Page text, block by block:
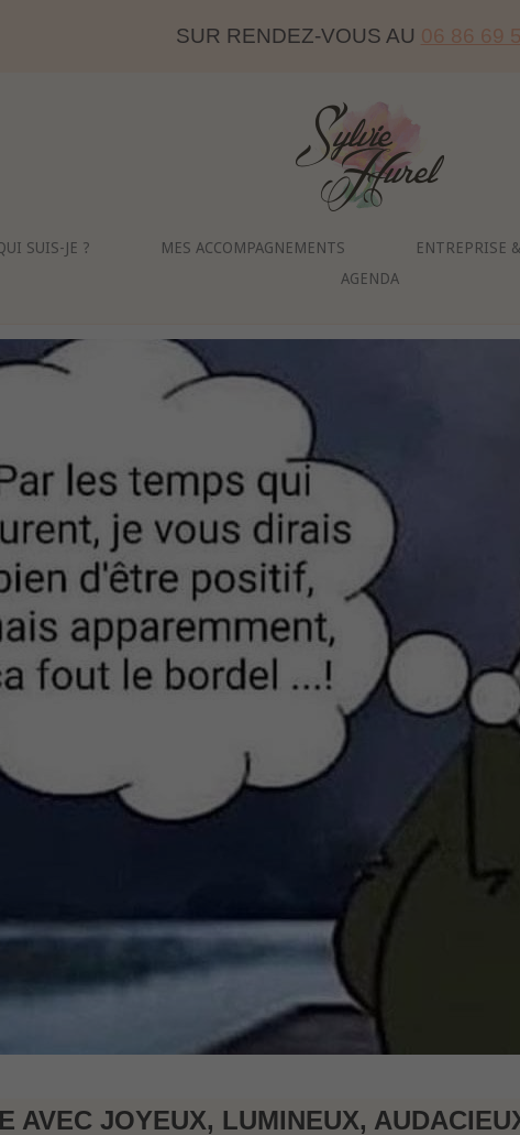
SUR RENDEZ-VOUS AU 06 86 69
Home
SUIS-JE ? MES ACCOMPAGNEMENTS ENTREPRISE
AGENDA
AVEC JOYEUX, LUMINEUX,